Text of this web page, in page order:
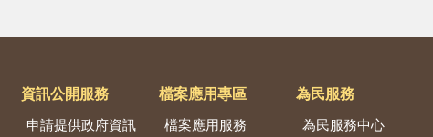
資訊公開服務
申請提供政府資訊
檔案應用專區
檔案應用服務
為民服務
為民服務中心